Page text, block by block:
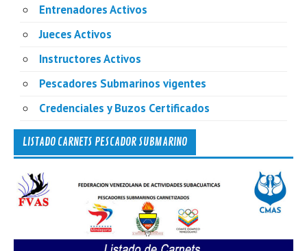
Entrenadores Activos
Jueces Activos
Instructores Activos
Pescadores Submarinos vigentes
Credenciales y Buzos Certificados
LISTADO CARNETS PESCADOR SUBMARINO